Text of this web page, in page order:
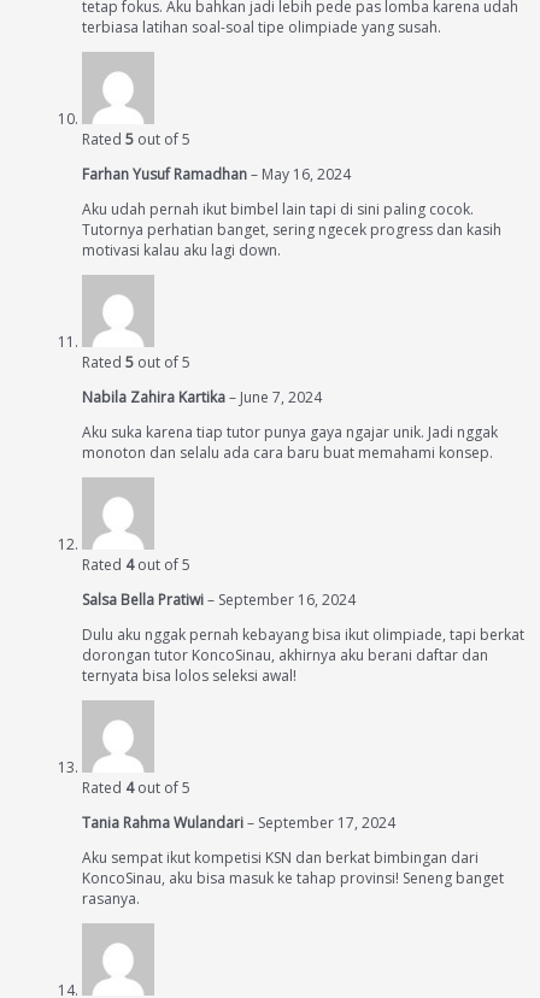
tetap fokus. Aku bahkan jadi lebih pede pas lomba karena udah
terbiasa latihan soal-soal tipe olimpiade yang susah.
Rated 5 out of 5
Farhan Yusuf Ramadhan– May 16, 2024
Aku udah pernah ikut bimbel lain tapi di sini paling cocok.
Tutornya perhatian banget, sering ngecek progress dan kasih
motivasi kalau aku lagi down.
Rated 5 out of 5
Nabila Zahira Kartika– June 7, 2024
Aku suka karena tiap tutor punya gaya ngajar unik. Jadi nggak
monoton dan selalu ada cara baru buat memahami konsep.
Rated 4out of 5
Salsa Bella Pratiwi– September 16, 2024
Dulu aku nggak pernah kebayang bisa ikut olimpiade, tapi berkat
dorongan tutor KoncoSinau, akhirnya aku berani daftar dan
ternyata bisa lolos seleksi awal!
Rated 4out of 5
Tania Rahma Wulandari– September 17, 2024
Aku sempat ikut kompetisi KSN dan berkat bimbingan dari
KoncoSinau, aku bisa masuk ke tahap provinsi! Seneng banget
rasanya.